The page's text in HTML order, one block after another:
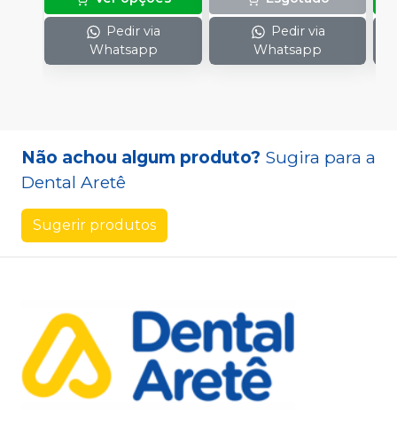
Pedir via
Whatsapp
Pedir via
Whatsapp
Não achou algum produto? Sugira para a
Dental Aretê
Sugerir produtos